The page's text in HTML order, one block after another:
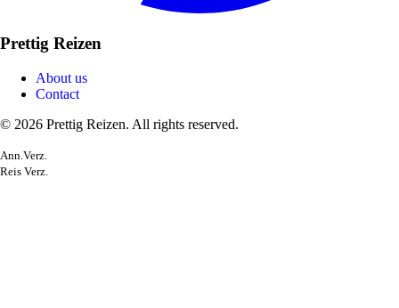
Prettig Reizen
About us
Contact
© 2026 Prettig Reizen. All rights reserved.
Ann.Verz.
Reis Verz.